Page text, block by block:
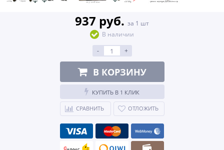
937 руб. за 1 шт
В наличии
-
+
В КОРЗИНУ
КУПИТЬ В 1 КЛИК
СРАВНИТЬ ОТЛОЖИТЬ